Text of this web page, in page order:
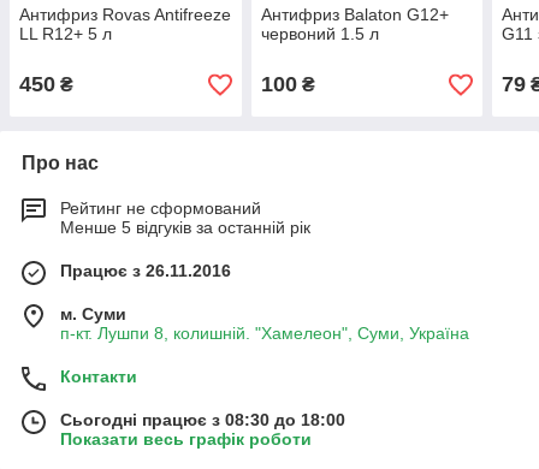
Антифриз Rovas Antifreeze
LL R12+ 5 л
450 ₴
Антифриз Balaton G12+
червоний 1.5 л
100₴
G11
79
Про нас
Рейтинг не сформований
Менше 5 відгуків за останній рік
Працює з 26.11.2016
м. Суми
п-кт. Лушпи 8, колишній. "Хамелеон", Суми, Україна
Контакти
Сьогодні працює з 08:30 до 18:00
Показати весь графік роботи